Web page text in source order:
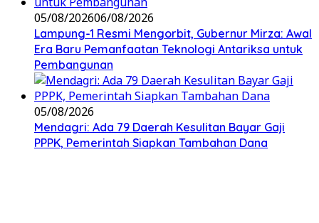
05/08/202606/08/2026
Lampung-1 Resmi Mengorbit, Gubernur Mirza: Awal
Era Baru Pemanfaatan Teknologi Antariksa untuk
Pembangunan
05/08/2026
Mendagri: Ada 79 Daerah Kesulitan Bayar Gaji
PPPK, Pemerintah Siapkan Tambahan Dana